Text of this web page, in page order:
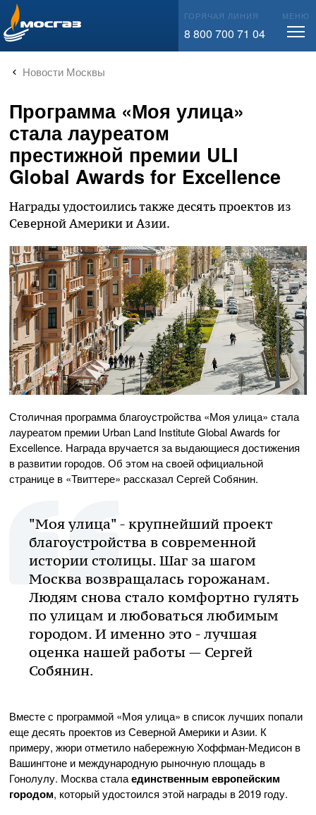
info@mos-gaz.ru ГОРЯЧАЯ ЛИНИЯ
8 800 700 71 04
МЕНЮ
Новости Москвы
Программа «Моя улица»
стала лауреатом
престижной премии ULI
Global Awards for Excellence
Награды удостоились также десять проектов из
Северной Америки и Азии.
Столичная программа благоустройства «Моя улица» стала
лауреатом премии Urban Land Institute Global Awards for
Excellence. Награда вручается за выдающиеся достижения
в развитии городов. Об этом на своей официальной
странице в «Твиттере» рассказал Сергей Собянин.
"Моя улица" - крупнейший проект
благоустройства в современной
истории столицы. Шаг за шагом
Москва возвращалась горожанам.
Людям снова стало комфортно гулять
по улицам и любоваться любимым
городом. И именно это - лучшая
оценка нашей работы — Сергей
Собянин.
Вместе с программой «Моя улица» в список лучших попали
еще десять проектов из Северной Америки и Азии. К
примеру, жюри отметило набережную Хоффман-Медисон в
Вашингтоне и международную рыночную площадь в
Гонолулу. Москва сталаединственным европейским
городом, который удостоился этой награды в 2019 году.